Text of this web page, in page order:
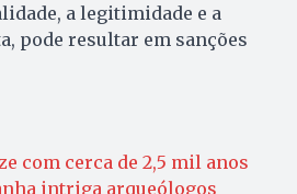
a legitimidade e a
pode resultar em sanções
com cerca de 2,5 mil anos
intriga arqueólogos